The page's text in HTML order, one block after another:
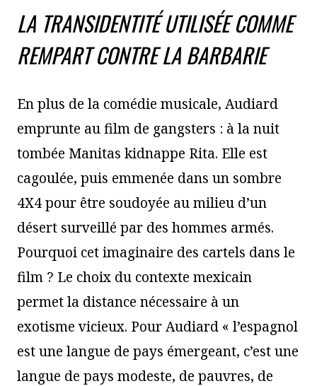
LA TRANSIDENTITÉ UTILISÉE COMME
REMPART CONTRE LA BARBARIE
En plus de la comédie musicale, Audiard
emprunte au film de gangsters : à la nuit
tombée Manitas kidnappe Rita. Elle est
cagoulée, puis emmenée dans un sombre
4X4 pour être soudoyée au milieu d’un
désert surveillé par des hommes armés.
Pourquoi cet imaginaire des cartels dans le
film ? Le choix du contexte mexicain
permet la distance nécessaire à un
exotisme vicieux. Pour Audiard « l’espagnol
est une langue de pays émergeant, c’est une
langue de pays modeste, de pauvres, de